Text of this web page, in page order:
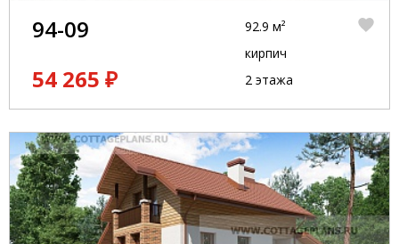
94-09
54 265 ₽
92.9 м²
кирпич
2 этажа